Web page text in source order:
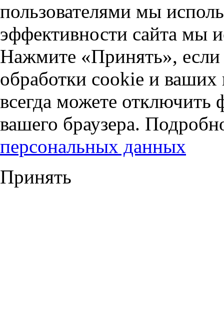
пользователями мы
эффективности сайта мы
Нажмите «Принять», если
обработки cookie и
всегда можете отключить
вашего браузера.
персональных данных
Принять